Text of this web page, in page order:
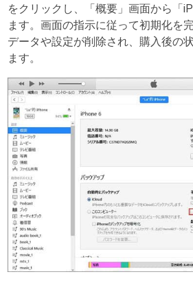
をクリックし、「概要」画面から「
ます。画面の指示に従って初期化を
データや設定が削除され、購入後の
ます。